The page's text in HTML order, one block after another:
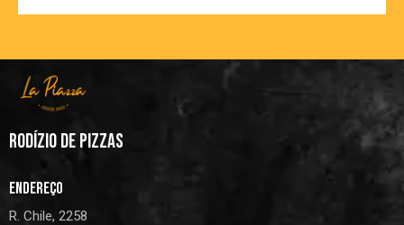
RODÍZIO DE PIZZAS
ENDEREÇO
R. Chile, 2258